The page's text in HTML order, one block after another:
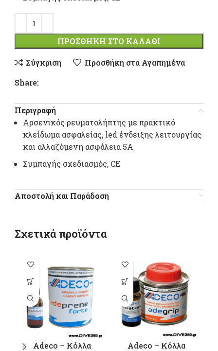
ΠΡΟΣΘΉΚΗ ΣΤΟ ΚΑΛΆΘΙ
Σύγκριση
Προσθήκη στα Αγαπημένα
Share:
Περιγραφή
Αρσενικός ρευματολήπτης με πρακτικό
κλείδωμα ασφαλείας, led ένδειξης λειτουργίας
και αλλαζόμενη ασφάλεια 5Α
Συμπαγής σχεδιασμός, CE
Αποστολή και Παράδοση
Σχετικά προϊόντα
Adeco – Κόλλα
Αυτό το
προϊόν έχει
πολλαπλές
παραλλαγές.
Οι επιλογές
μπορούν να
επιλεγούν
Adeco – Κόλλα
Αυτό το
προϊόν έχει
πολλαπλές
παραλλαγές.
Οι επιλογές
επιλεγούν